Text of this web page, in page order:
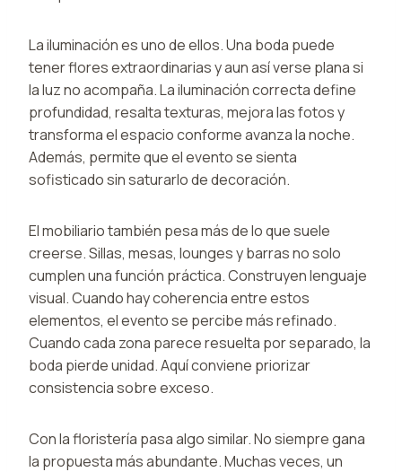
La iluminación es uno de ellos. Una boda puede
tener flores extraordinarias y aun así verse plana si
la luz no acompaña. La iluminación correcta define
profundidad, resalta texturas, mejora las fotos y
transforma el espacio conforme avanza la noche.
Además, permite que el evento se sienta
sofisticado sin saturarlo de decoración.
El mobiliario también pesa más de lo que suele
creerse. Sillas, mesas, lounges y barras no solo
cumplen una función práctica. Construyen lenguaje
visual. Cuando hay coherencia entre estos
elementos, el evento se percibe más refinado.
Cuando cada zona parece resuelta por separado, la
boda pierde unidad. Aquí conviene priorizar
consistencia sobre exceso.
Con la floristería pasa algo similar. No siempre gana
la propuesta más abundante. Muchas veces, un